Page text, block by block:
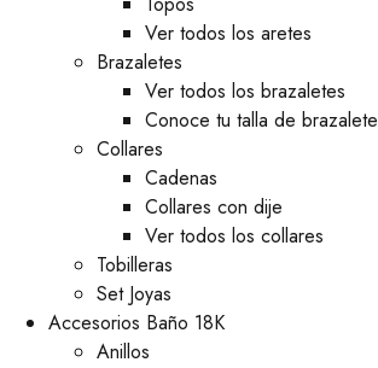
Ver todos los aretes
Brazaletes
Ver todos los brazaletes
Conoce tu talla de brazalete
Collares
Cadenas
Collares con dije
Ver todos los collares
Tobilleras
Set Joyas
Accesorios Baño 18K
Anillos